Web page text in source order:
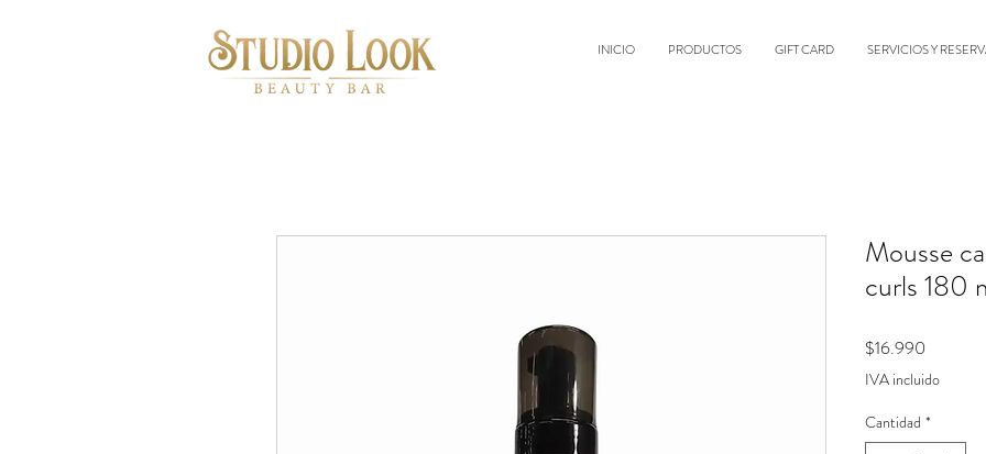
INICIO PRODUCTOS GIFT CARD SERVICIOS Y
Mousse
curls 180
$16.990
IVA incluido
Cantidad *